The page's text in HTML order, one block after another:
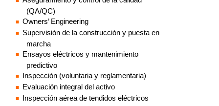
(QA/QC)
Owners’ Engineering
Supervisión de la construcción y puesta en
marcha
Ensayos eléctricos y mantenimiento
predictivo
Inspección (voluntaria y reglamentaria)
Evaluación integral del activo
Inspección aérea de tendidos eléctricos